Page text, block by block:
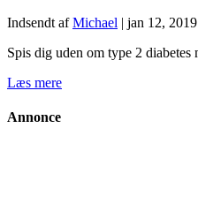
Indsendt afMichael | jan 12, 2019
Spis dig uden om type 2
Læs mere
Annonce